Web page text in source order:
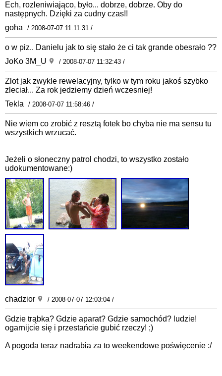
Ech, rozleniwiająco, było... dobrze, dobrze. Oby do
następnych. Dzięki za cudny czas!!
goha
/ 2008-07-07 11:11:31 /
o w piz.. Danielu jak to się stało że ci tak grande obesrało ??
JoKo 3M_U
/ 2008-07-07 11:32:43 /
Zlot jak zwykle rewelacyjny, tylko w tym roku jakoś szybko
zleciał... Za rok jedziemy dzień wczesniej!
Tekla
/ 2008-07-07 11:58:46 /
Nie wiem co zrobić z resztą fotek bo chyba nie ma sensu tu
wszystkich wrzucać.
Jeżeli o słoneczny patrol chodzi, to wszystko zostało
udokumentowane:)
chadzior / 2008-07-07 12:03:04 /
Gdzie trąbka? Gdzie aparat? Gdzie samochód? ludzie!
ogarnijcie się i przestańcie gubić rzeczy! ;)
A pogoda teraz nadrabia za to weekendowe poświęcenie :/